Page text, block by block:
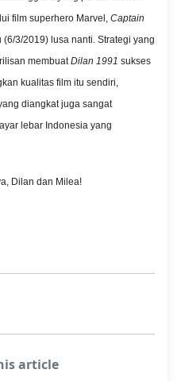
film superhero Marvel, Captain
3/2019) lusa nanti. Strategi yang
membuatDilan 1991 sukses
kualitas film itu sendiri,
diangkat juga sangat
lebar Indonesia yang
Dilan dan Milea!
article